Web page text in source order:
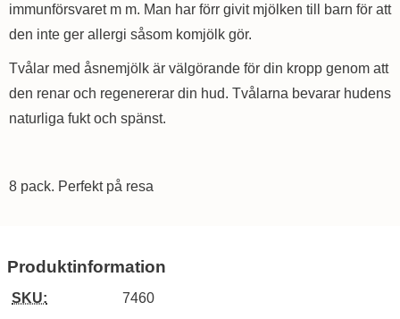
immunförsvaret m m. Man har förr givit mjölken till barn för att
den inte ger allergi såsom komjölk gör.
Tvålar med åsnemjölk är välgörande för din kropp genom att
den renar och regenererar din hud. Tvålarna bevarar hudens
naturliga fukt och spänst.
8 pack. Perfekt på resa
Produktinformation
SKU: 7460